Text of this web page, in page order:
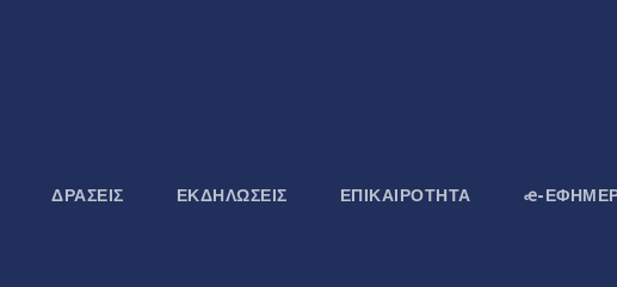
ΔΡΆΣΕΙΣ ΕΚΔΗΛΏΣΕΙΣ ΕΠΙΚΑΙΡΌΤΗΤΑ ꬴ-